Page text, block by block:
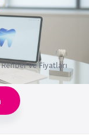
ve Fiyatları